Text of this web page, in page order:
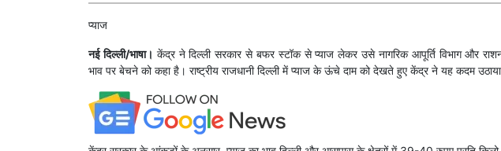
प्याज
नई दिल्ली/भाषा। केंद्र ने दिल्ली सरकार से बफर स्टॉक से प्याज लेकर उसे नागरिक आपूर्ति विभाग और
भाव पर बेचने को कहा है। राष्ट्रीय राजधानी दिल्ली में प्याज के ऊंचे दाम को देखते हुए केंद्र ने यह कदम